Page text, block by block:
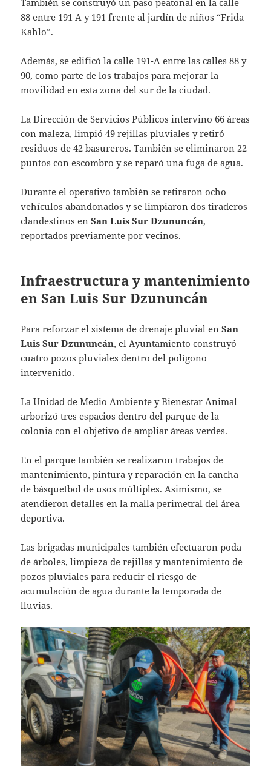
También se construyó un paso peatonal en la calle
88 entre 191 A y 191 frente al jardín de niños “Frida
Kahlo”.
Además, se edificó la calle 191-A entre las calles 88 y
90, como parte de los trabajos para mejorar la
movilidad en esta zona del sur de la ciudad.
La Dirección de Servicios Públicos intervino 66 áreas
con maleza, limpió 49 rejillas pluviales y retiró
residuos de 42 basureros. También se eliminaron 22
puntos con escombro y se reparó una fuga de agua.
Durante el operativo también se retiraron ocho
vehículos abandonados y se limpiaron dos tiraderos
clandestinos enSan Luis Sur Dzununcán,
reportados previamente por vecinos.
Infraestructura y mantenimiento
en San Luis Sur Dzununcán
Para reforzar el sistema de drenaje pluvial enSan
Luis Sur Dzununcán, el Ayuntamiento construyó
cuatro pozos pluviales dentro del polígono
intervenido.
La Unidad de Medio Ambiente y Bienestar Animal
arborizó tres espacios dentro del parque de la
colonia con el objetivo de ampliar áreas verdes.
En el parque también se realizaron trabajos de
mantenimiento, pintura y reparación en la cancha
de básquetbol de usos múltiples. Asimismo, se
atendieron detalles en la malla perimetral del área
deportiva.
Las brigadas municipales también efectuaron poda
de árboles, limpieza de rejillas y mantenimiento de
pozos pluviales para reducir el riesgo de
acumulación de agua durante la temporada de
lluvias.